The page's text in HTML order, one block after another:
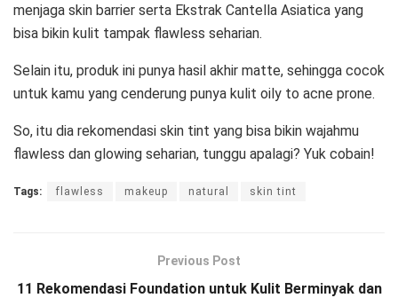
menjaga skin barrier serta Ekstrak Cantella Asiatica yang
bisa bikin kulit tampak flawless seharian.
Selain itu, produk ini punya hasil akhir matte, sehingga cocok
untuk kamu yang cenderung punya kulit oily to acne prone.
So, itu dia rekomendasi skin tint yang bisa bikin wajahmu
flawless dan glowing seharian, tunggu apalagi? Yuk cobain!
Tags: flawless makeup natural skin tint
Previous Post
11 Rekomendasi Foundation untuk Kulit Berminyak dan